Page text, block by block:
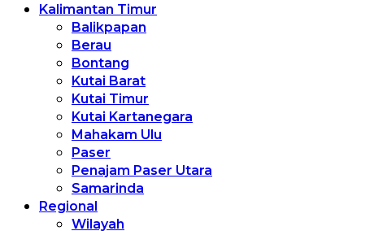
Kalimantan Timur
Balikpapan
Berau
Bontang
Kutai Barat
Kutai Timur
Kutai Kartanegara
Mahakam Ulu
Paser
Penajam Paser Utara
Samarinda
Regional
Wilayah